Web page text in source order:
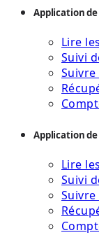
Application
Lire
Suivi
Application
Lire
Suivi